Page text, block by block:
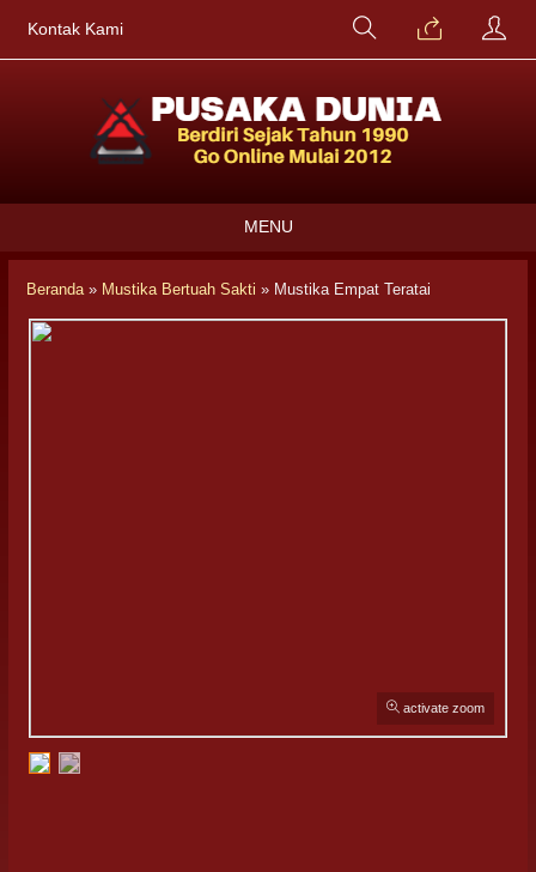
Kontak Kami
MENU
Beranda» Mustika Bertuah Sakti » Mustika Empat Teratai
activate zoom